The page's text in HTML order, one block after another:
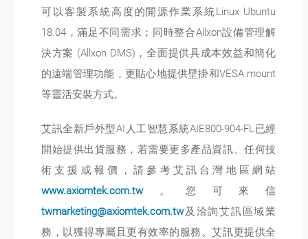
可以客製系統高度的開源作業系統Linux Ubuntu
18.04，滿足不同需求；同時整合Allxon設備管理解
決方案 (Allxon DMS)，全面提供具成本效益和簡化
的遠端管理功能，更貼心地提供壁掛和VESA mount
等靈活安裝方式。
艾訊全新戶外型AI人工智慧系統AIE800-904-FL已經
開始提供出貨服務，若需要更多產品資訊、任何技
術支援或報價，請參考艾訊台灣地區網站
www.axiomtek.com.tw。您可來信
twmarketing@axiomtek.com.tw及洽詢艾訊區域業
務，以獲得專屬且更有效率的服務。艾訊更提供全